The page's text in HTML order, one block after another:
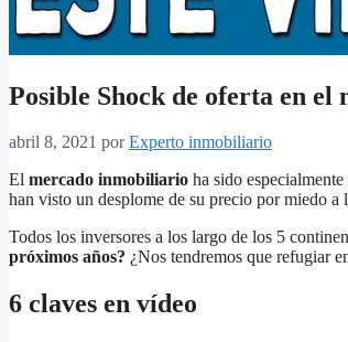
Posible Shock de oferta en
abril 8, 2021 porExperto inmobiliario
El mercado inmobiliario ha sido
han visto un desplome de su precio por miedo
Todos los inversores a los largo de los 5
próximos años? ¿Nos tendremos que refugiar
6 claves en vídeo